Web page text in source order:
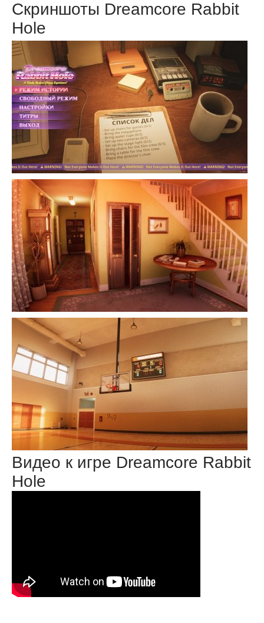
Скриншоты Dreamcore Rabbit
Hole
Видео к игре Dreamcore Rabbit
Hole